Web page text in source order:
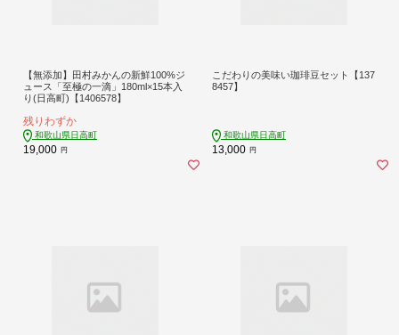
【無添加】田村みかんの新鮮100%ジ
ュース「至極の一滴」180ml×15本入
り(日高町)【1406578】
残りわずか
和歌山県日高町
19,000 円
こだわりの美味い珈琲豆セット【137
8457】
和歌山県日高町
13,000 円